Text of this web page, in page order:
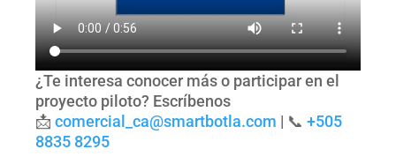
¿Te interesa conocer más o participar en el
proyecto piloto? Escríbenos
📩 comercial_ca@smartbotla.com | 📞 +505
8835 8295